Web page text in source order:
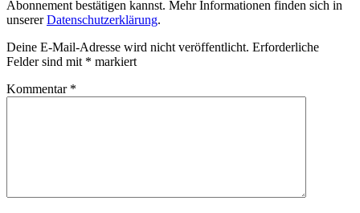
Abonnement bestätigen kannst. Mehr Informationen finden sich in
unsererDatenschutzerklärung.
Deine E-Mail-Adresse wird nicht veröffentlicht. Erforderliche
Felder sind mit * markiert
Kommentar *